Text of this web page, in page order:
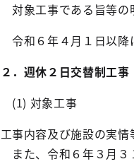
対象工事である旨等の
令和６年４月１日以降
２．週休２日交替制工事
(1) 対象工事
工事内容及び施設の実情
また、令和６年３月３